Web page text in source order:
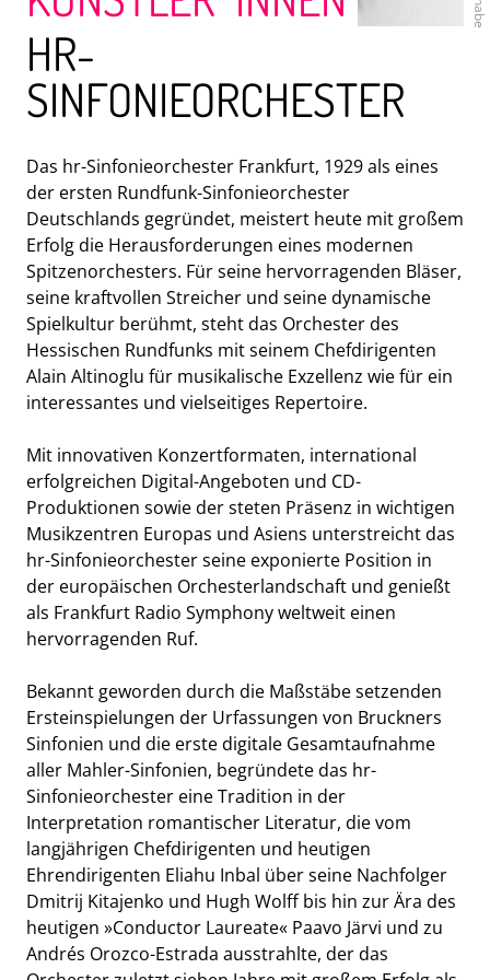
ENSEMBLE MODERN
HR-BIGBAND
HR-SINFONIEORCHESTER
HR-
SINFONIEORCHESTER
Das hr-Sinfonieorchester Frankfurt, 1929 als eines
der ersten Rundfunk-Sinfonieorchester
Deutschlands gegründet, meistert heute mit großem
Erfolg die Herausforderungen eines modernen
Spitzenorchesters. Für seine hervorragenden Bläser,
seine kraftvollen Streicher und seine dynamische
Spielkultur berühmt, steht das Orchester des
Hessischen Rundfunks mit seinem Chefdirigenten
Alain Altinoglu für musikalische Exzellenz wie für ein
interessantes und vielseitiges Repertoire.
Mit innovativen Konzertformaten, international
erfolgreichen Digital-Angeboten und CD-
Produktionen sowie der steten Präsenz in wichtigen
Musikzentren Europas und Asiens unterstreicht das
hr-Sinfonieorchester seine exponierte Position in
der europäischen Orchesterlandschaft und genießt
als Frankfurt Radio Symphony weltweit einen
hervorragenden Ruf.
Bekannt geworden durch die Maßstäbe setzenden
Ersteinspielungen der Urfassungen von Bruckners
Sinfonien und die erste digitale Gesamtaufnahme
aller Mahler-Sinfonien, begründete das hr-
Sinfonieorchester eine Tradition in der
Interpretation romantischer Literatur, die vom
langjährigen Chefdirigenten und heutigen
Ehrendirigenten Eliahu Inbal über seine Nachfolger
Dmitrij Kitajenko und Hugh Wolff bis hin zur Ära des
heutigen »Conductor Laureate« Paavo Järvi und zu
Andrés Orozco-Estrada ausstrahlte, der das